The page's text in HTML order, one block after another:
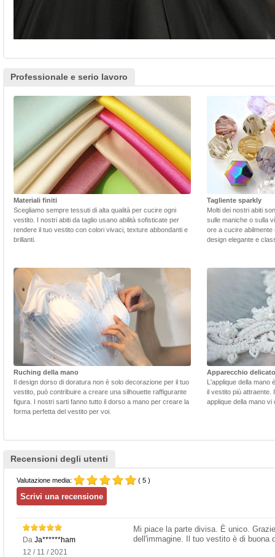
Professionale e serio lavoro
Materiali finiti
Scegliamo sempre tessuti di alta qualità per cucire ogni
vestito. I nostri abiti da taglio usano abilità sofisticate per
rendere il tuo vestito con colori vivaci, texture abbondanti e
brillanti.
Tagliente sparkly
Molti dei nostri abiti
sulle maniche o sulla
ore a cucire
design elegante e
Ruching della mano
Il design dorso di doratura non è solo decorazione per il tuo
vestito, può contribuire a creare una silhouette raffigurante
figura. I nostri sarti fanno tutto il dorso a mano per creare la
forma perfetta del vestito per voi.
Apparecchio delicato
L'applique della mano
il vestito più attraente.
applique della mano
Recensioni degli utenti
Valutazione media: ( 5 )
Da Ja******ham
12 / 11 / 2021
Mi piace la parte divisa. È unico.
dell'immagine. Il tuo vestito è di buona